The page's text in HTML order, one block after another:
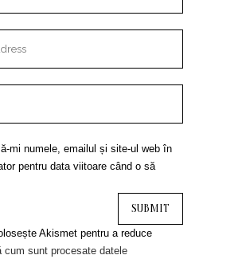
mi numele, emailul și site-ul web în
pentru data viitoare când o să
Akismet pentru a reduce
cum sunt procesate datele